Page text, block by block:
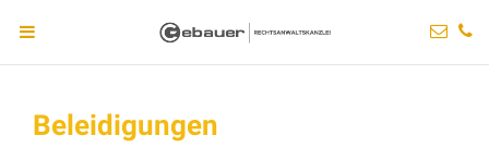
Beleidigungen